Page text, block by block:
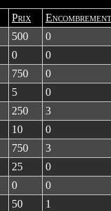
Prix
Encombrement
500
0
0
0
750
0
5
0
250
3
10
0
750
3
25
0
0
0
50
1